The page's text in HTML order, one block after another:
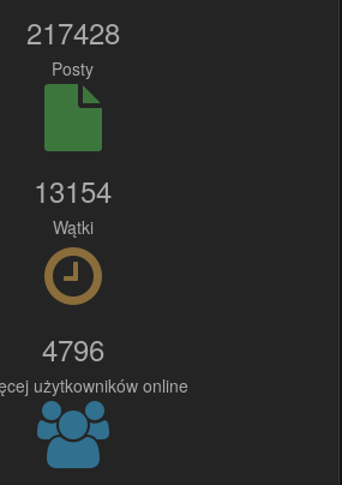
217428
Posty
13154
Wątki
4796
użytkowników online